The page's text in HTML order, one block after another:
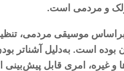
و مردمی است.
موسیقی مردمی،
است. به‌دلیل آشناتر
و غیره، امری قابل